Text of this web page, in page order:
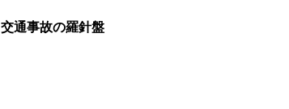
交通事故の羅針盤